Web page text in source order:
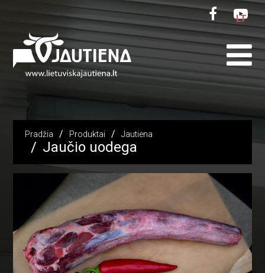
LT
Pradžia Produktai Jautiena
Jaučio uodega